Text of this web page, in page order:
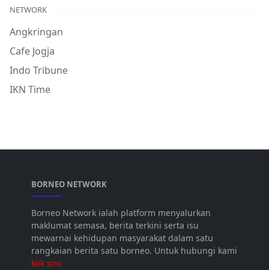
NETWORK
Angkringan
Cafe Jogja
Indo Tribune
IKN Time
BORNEO NETWORK
Borneo Network ialah platform menyalurkan
maklumat semasa, berita terkini serta isu
mewarnai kehidupan masyarakat dalam satu
rangkaian berita satu borneo. Untuk hubungi kami
klik sini